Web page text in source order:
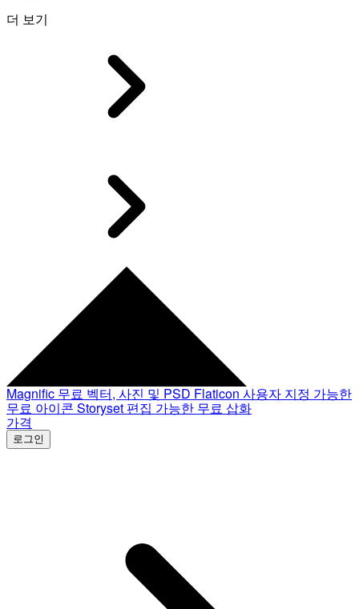
더 보기
Magnific 무료 벡터, 사진 및 PSD Flaticon 사용자 지정 가능한
무료 아이콘 Storyset 편집 가능한 무료 삽화
가격
로그인